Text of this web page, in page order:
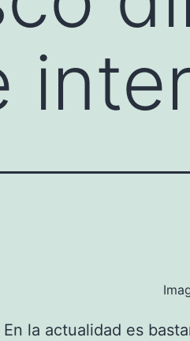
En la actualidad es